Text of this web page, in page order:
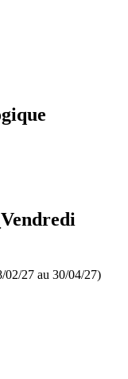
02/27 au 30/04/27)